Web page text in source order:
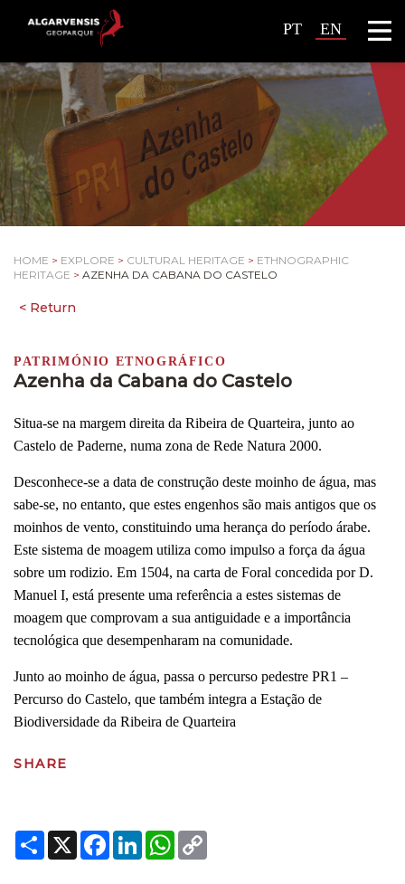
PT EN
HOME > EXPLORE > CULTURAL HERITAGE > ETHNOGRAPHIC
HERITAGE > AZENHA DA CABANA DO CASTELO
PATRIMÓNIO ETNOGRÁFICO
Azenha da Cabana do Castelo
Situa-se na margem direita da Ribeira de Quarteira, junto ao
Castelo de Paderne, numa zona de Rede Natura 2000.
Desconhece-se a data de construção deste moinho de água, mas
sabe-se, no entanto, que estes engenhos são mais antigos que os
moinhos de vento, constituindo uma herança do período árabe.
Este sistema de moagem utiliza como impulso a força da água
sobre um rodizio. Em 1504, na carta de Foral concedida por D.
Manuel I, está presente uma referência a estes sistemas de
moagem que comprovam a sua antiguidade e a importância
tecnológica que desempenharam na comunidade.
Junto ao moinho de água, passa o percurso pedestre PR1 –
Percurso do Castelo, que também integra a Estação de
Biodiversidade da Ribeira de Quarteira
SHARE
Share
X Facebook
LinkedInWhatsApp